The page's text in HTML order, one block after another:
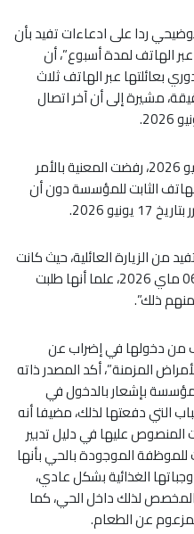
ردا على ادعاءات تفيد بأن
الهاتف لمدة أسبوع”، أن
بعائلتها عبر الهاتف ثلاث
لمدة لا تقل عن 15 دقيقة، مشيرة إلى أن آخر اتصال
وأضاف المصدر ذاته أنه بتاريخ 15 يونيو 2026، رفضت المعنية بالأمر
الثابت للمؤسسة دون أن
2026.
من الزيارة العائلية، حيث كانت
آخر زيارة لها من طرف عائلتها بتاريخ 06 ماي 2026، علما أنها طلبت
ذلك”.
من دخولها في إضراب عن
المزمنة”، أكد المصدر ذاته
بإشعار بالدخول في
التي دفعتها لذلك، مضيفا أنه
المنصوص عليها في دليل تدبير
الموجودة بالحي بأنها
الغذائية بشكل عادي،
لذلك داخل الحي، كما
عن الطعام.